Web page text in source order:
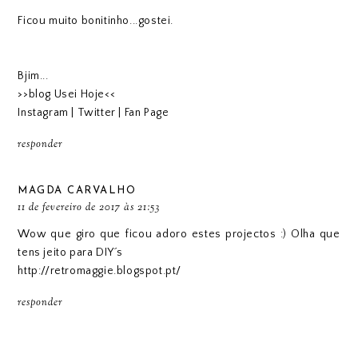
Ficou muito bonitinho...gostei.
Bjim...
>>blog Usei Hoje<<
Instagram
Twitter Fan Page
responder
MAGDA CARVALHO
11 de fevereiro de 2017 às 21:53
Wow que giro que ficou adoro estes projectos :) Olha que
tens jeito para DIY´s
http://retromaggie.blogspot.pt/
responder